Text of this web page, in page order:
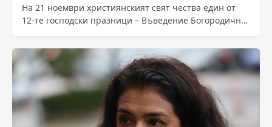
На 21 ноември християнският свят чества един от
12-те господски празници – Въведение Богородично.